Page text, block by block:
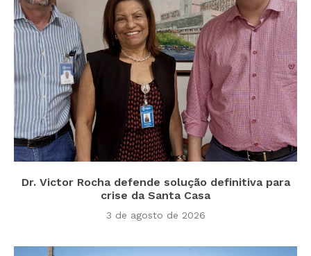
Dr. Victor Rocha defende solução definitiva para
crise da Santa Casa
3 de agosto de 2026